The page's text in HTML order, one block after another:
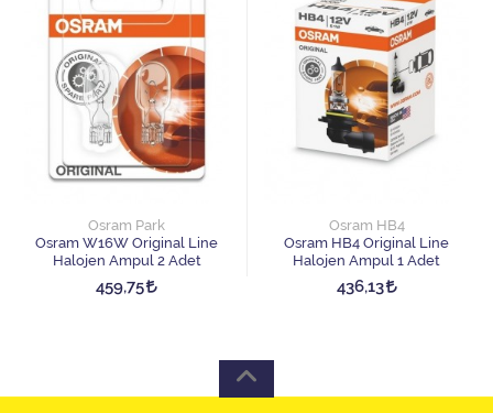
Osram Park
Osram W16W Original Line
Halojen Ampul 2 Adet
459,75
Osram HB4
Osram HB4 Original Line
Halojen Ampul 1 Adet
436,13